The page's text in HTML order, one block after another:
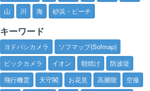
山
川 海 砂浜・ビーチ
キーワード
ヨドバシカメラ
ソフマップ(Sofmap)
ビックカメラ
イオン 朝焼け
防波堤
飛行機雲
天守閣 お花見 高層階
空撮